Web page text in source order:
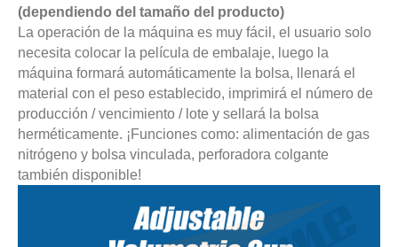
(dependiendo del tamaño del producto)
La operación de la máquina es muy fácil, el usuario solo
necesita colocar la película de embalaje, luego la
máquina formará automáticamente la bolsa, llenará el
material con el peso establecido, imprimirá el número de
producción / vencimiento / lote y sellará la bolsa
herméticamente. ¡Funciones como: alimentación de gas
nitrógeno y bolsa vinculada, perforadora colgante
también disponible!